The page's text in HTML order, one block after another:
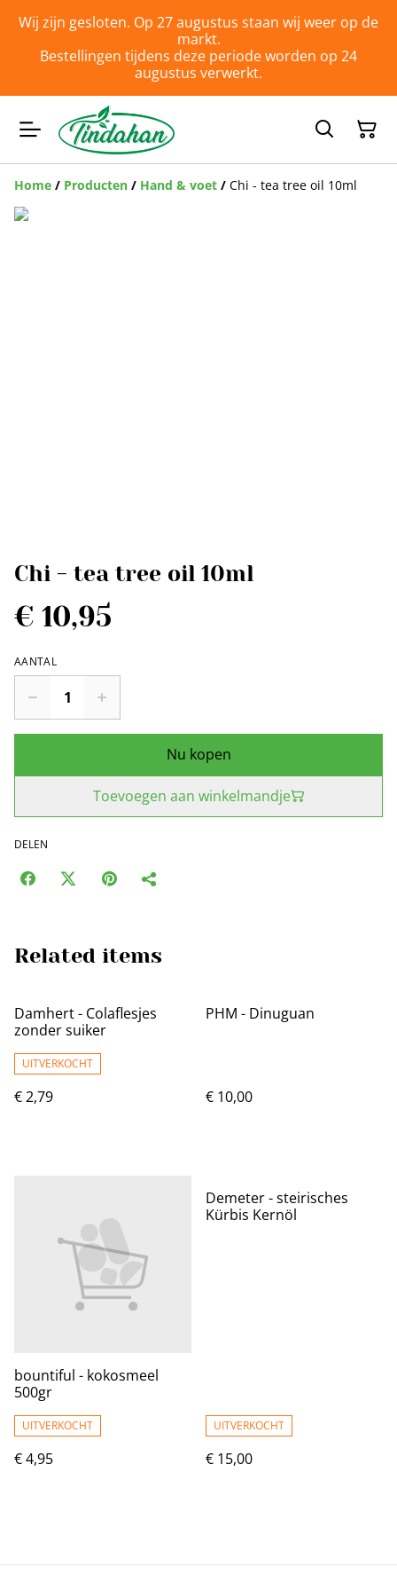
Wij zijn gesloten. Op 27 augustus staan wij weer op de
markt.
Bestellingen tijdens deze periode worden op 24
augustus verwerkt.
Home / Producten / Hand & voet / Chi - tea tree oil 10ml
Chi - tea tree oil 10ml
€ 10,95
AANTAL
Nu kopen
Toevoegen aan winkelmandje
DELEN
Related items
Damhert - Colaflesjes
zonder suiker
UITVERKOCHT
€ 2,79
PHM - Dinuguan
€ 10,00
bountiful - kokosmeel
500gr
UITVERKOCHT
€ 4,95
Demeter - steirisches
Kürbis Kernöl
UITVERKOCHT
€ 15,00